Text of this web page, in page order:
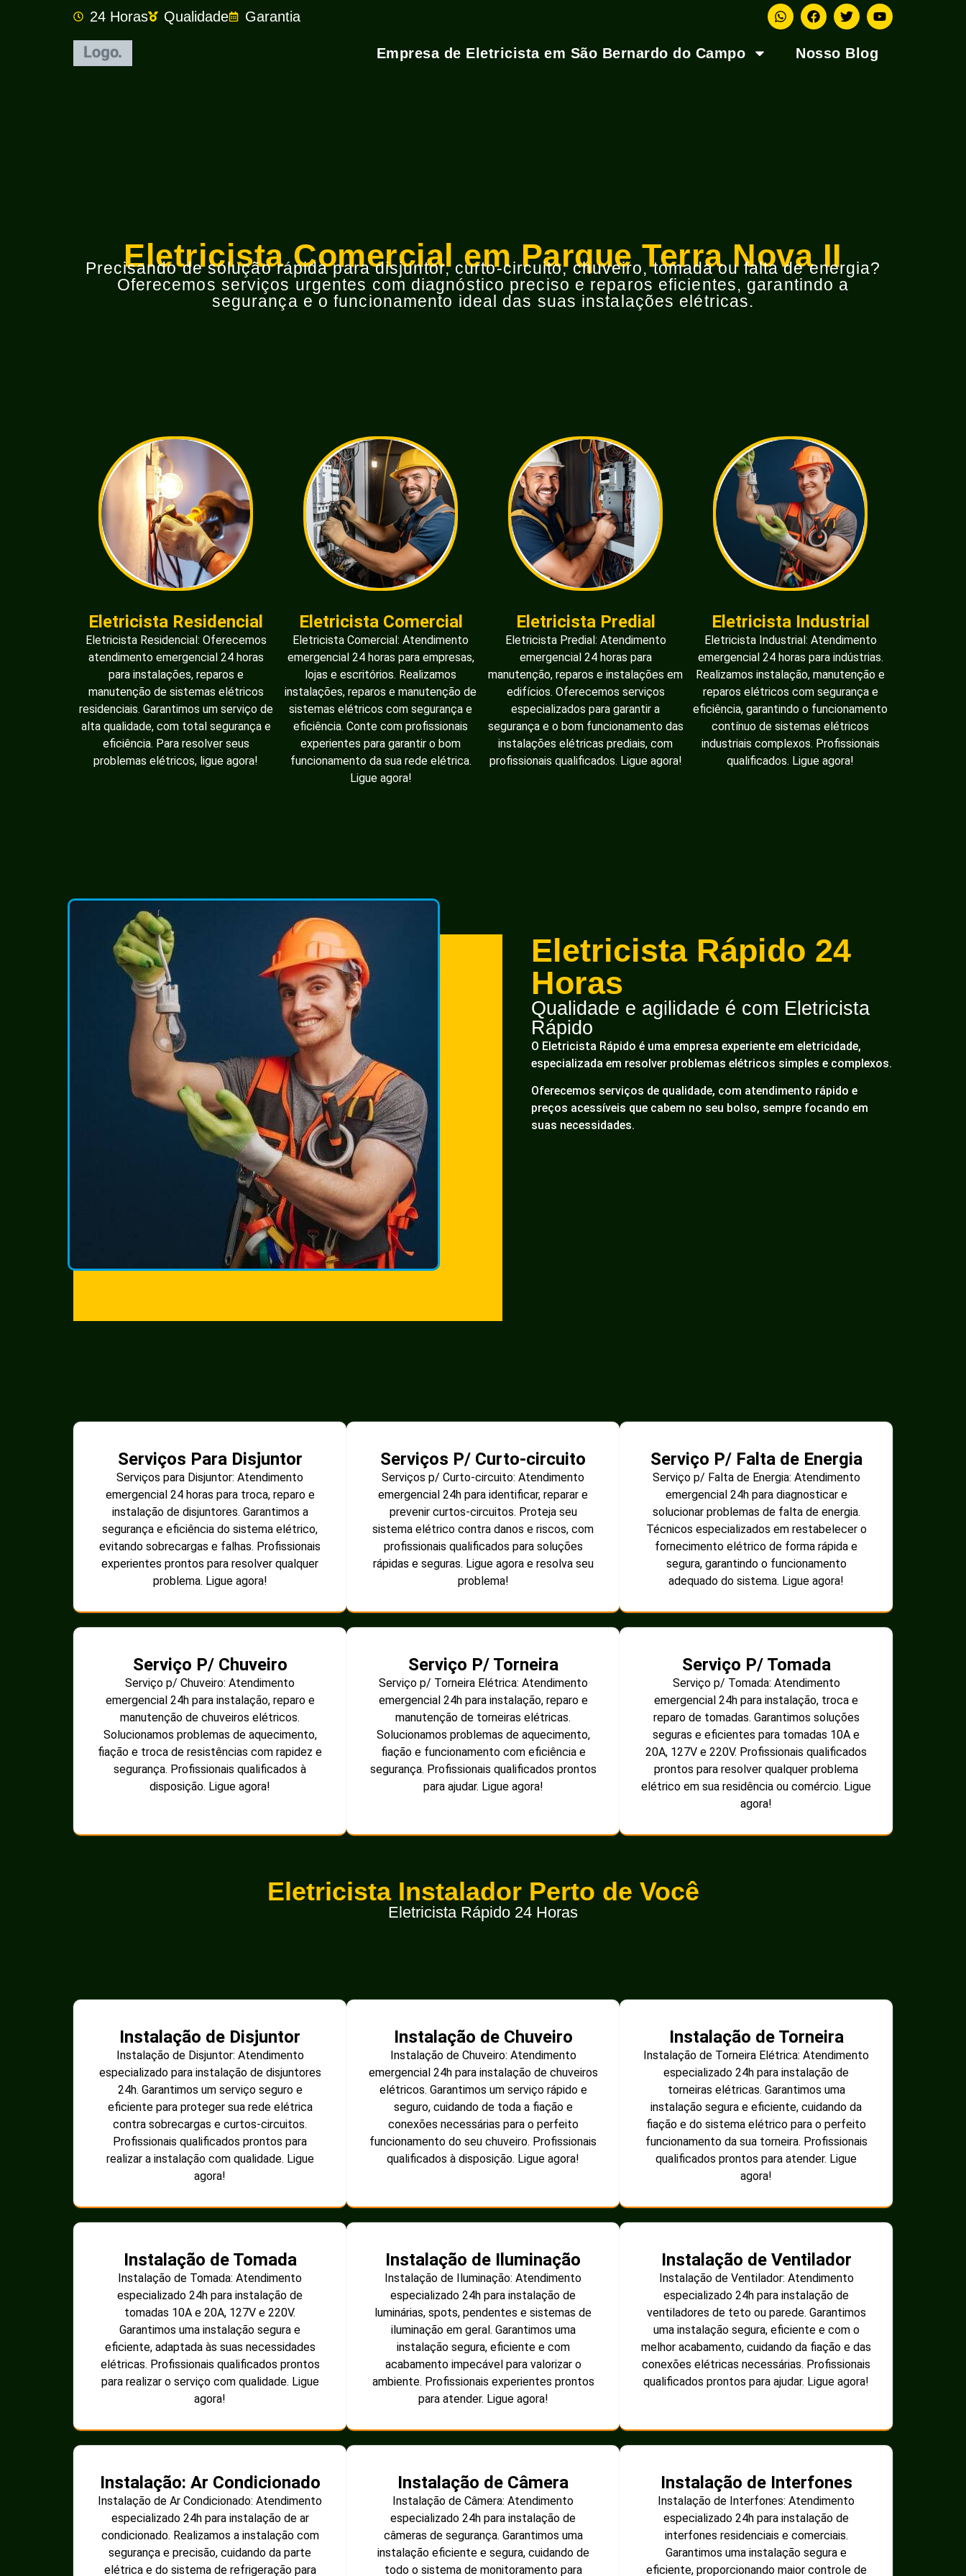
24 Horas Qualidade Garantia
Empresa de Eletricista em São Bernardo do Campo Nosso Blog
Eletricista Comercial em Parque Terra Nova II
Precisando de solução rápida para disjuntor, curto-circuito, chuveiro, tomada ou falta de energia?
Oferecemos serviços urgentes com diagnóstico preciso e reparos eficientes, garantindo a
segurança e o funcionamento ideal das suas instalações elétricas.
Eletricista Residencial
Eletricista Residencial: Oferecemos
atendimento emergencial 24 horas
para instalações, reparos e
manutenção de sistemas elétricos
residenciais. Garantimos um serviço de
alta qualidade, com total segurança e
eficiência. Para resolver seus
problemas elétricos, ligue agora!
Eletricista Comercial
Eletricista Comercial: Atendimento
emergencial 24 horas para empresas,
lojas e escritórios. Realizamos
instalações, reparos e manutenção de
sistemas elétricos com segurança e
eficiência. Conte com profissionais
experientes para garantir o bom
funcionamento da sua rede elétrica.
Ligue agora!
Eletricista Predial
Eletricista Predial: Atendimento
emergencial 24 horas para
manutenção, reparos e instalações em
edifícios. Oferecemos serviços
especializados para garantir a
segurança e o bom funcionamento das
instalações elétricas prediais, com
profissionais qualificados. Ligue agora!
Eletricista Industrial
Eletricista Industrial: Atendimento
emergencial 24 horas para indústrias.
Realizamos instalação, manutenção e
reparos elétricos com segurança e
eficiência, garantindo o funcionamento
contínuo de sistemas elétricos
industriais complexos. Profissionais
qualificados. Ligue agora!
Eletricista Rápido 24
Horas
Qualidade e agilidade é com Eletricista
Rápido
O Eletricista Rápido é uma empresa experiente em eletricidade,
especializada em resolver problemas elétricos simples e complexos.
Oferecemos serviços de qualidade, com atendimento rápido e
preços acessíveis que cabem no seu bolso, sempre focando em
suas necessidades.
Serviços Para Disjuntor
Serviços para Disjuntor: Atendimento
emergencial 24 horas para troca, reparo e
instalação de disjuntores. Garantimos a
segurança e eficiência do sistema elétrico,
evitando sobrecargas e falhas. Profissionais
experientes prontos para resolver qualquer
problema. Ligue agora!
Serviços P/ Curto-circuito
Serviços p/ Curto-circuito: Atendimento
emergencial 24h para identificar, reparar e
prevenir curtos-circuitos. Proteja seu
sistema elétrico contra danos e riscos, com
profissionais qualificados para soluções
rápidas e seguras. Ligue agora e resolva seu
problema!
Serviço P/ Falta de Energia
Serviço p/ Falta de Energia: Atendimento
emergencial 24h para diagnosticar e
solucionar problemas de falta de energia.
Técnicos especializados em restabelecer o
fornecimento elétrico de forma rápida e
segura, garantindo o funcionamento
adequado do sistema. Ligue agora!
Serviço P/ Chuveiro
Serviço p/ Chuveiro: Atendimento
emergencial 24h para instalação, reparo e
manutenção de chuveiros elétricos.
Solucionamos problemas de aquecimento,
fiação e troca de resistências com rapidez e
segurança. Profissionais qualificados à
disposição. Ligue agora!
Serviço P/ Torneira
Serviço p/ Torneira Elétrica: Atendimento
emergencial 24h para instalação, reparo e
manutenção de torneiras elétricas.
Solucionamos problemas de aquecimento,
fiação e funcionamento com eficiência e
segurança. Profissionais qualificados prontos
para ajudar. Ligue agora!
Serviço P/ Tomada
Serviço p/ Tomada: Atendimento
emergencial 24h para instalação, troca e
reparo de tomadas. Garantimos soluções
seguras e eficientes para tomadas 10A e
20A, 127V e 220V. Profissionais qualificados
prontos para resolver qualquer problema
elétrico em sua residência ou comércio. Ligue
agora!
Eletricista Instalador Perto de Você
Eletricista Rápido 24 Horas
Instalação de Disjuntor
Instalação de Disjuntor: Atendimento
especializado para instalação de disjuntores
24h. Garantimos um serviço seguro e
eficiente para proteger sua rede elétrica
contra sobrecargas e curtos-circuitos.
Profissionais qualificados prontos para
realizar a instalação com qualidade. Ligue
agora!
Instalação de Chuveiro
Instalação de Chuveiro: Atendimento
emergencial 24h para instalação de chuveiros
elétricos. Garantimos um serviço rápido e
seguro, cuidando de toda a fiação e
conexões necessárias para o perfeito
funcionamento do seu chuveiro. Profissionais
qualificados à disposição. Ligue agora!
Instalação de Torneira
Instalação de Torneira Elétrica: Atendimento
especializado 24h para instalação de
torneiras elétricas. Garantimos uma
instalação segura e eficiente, cuidando da
fiação e do sistema elétrico para o perfeito
funcionamento da sua torneira. Profissionais
qualificados prontos para atender. Ligue
agora!
Instalação de Tomada
Instalação de Tomada: Atendimento
especializado 24h para instalação de
tomadas 10A e 20A, 127V e 220V.
Garantimos uma instalação segura e
eficiente, adaptada às suas necessidades
elétricas. Profissionais qualificados prontos
para realizar o serviço com qualidade. Ligue
agora!
Instalação de Iluminação
Instalação de Iluminação: Atendimento
especializado 24h para instalação de
luminárias, spots, pendentes e sistemas de
iluminação em geral. Garantimos uma
instalação segura, eficiente e com
acabamento impecável para valorizar o
ambiente. Profissionais experientes prontos
para atender. Ligue agora!
Instalação de Ventilador
Instalação de Ventilador: Atendimento
especializado 24h para instalação de
ventiladores de teto ou parede. Garantimos
uma instalação segura, eficiente e com o
melhor acabamento, cuidando da fiação e das
conexões elétricas necessárias. Profissionais
qualificados prontos para ajudar. Ligue agora!
Instalação: Ar Condicionado
Instalação de Ar Condicionado: Atendimento
especializado 24h para instalação de ar
condicionado. Realizamos a instalação com
segurança e precisão, cuidando da parte
elétrica e do sistema de refrigeração para
Instalação de Câmera
Instalação de Câmera: Atendimento
especializado 24h para instalação de
câmeras de segurança. Garantimos uma
instalação eficiente e segura, cuidando de
todo o sistema de monitoramento para
Instalação de Interfones
Instalação de Interfones: Atendimento
especializado 24h para instalação de
interfones residenciais e comerciais.
Garantimos uma instalação segura e
eficiente, proporcionando maior controle de